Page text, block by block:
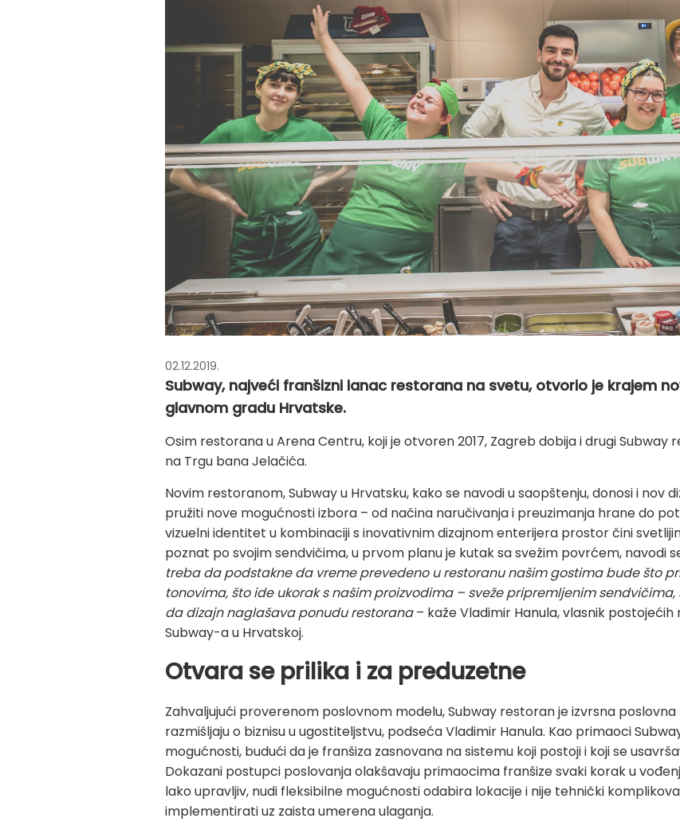
02.12.2019.
Subway, najveći franšizni lanac restorana na svetu, otvorio je krajem
glavnom gradu Hrvatske.
Osim restorana u Arena Centru, koji je otvoren 2017, Zagreb dobija i drugi
na Trgu bana Jelačića.
Novim restoranom, Subway u Hrvatsku, kako se navodi u saopštenju,donosi i nov
pružiti nove mogućnosti izbora – od načina naručivanja i preuzimanja hrane do
vizuelni identitet u kombinaciji s inovativnim dizajnom enterijera prostor čini
poznat po svojim sendvičima, u prvom planu je kutak sa svežim povrćem, navodi
treba da podstakne da vreme prevedeno u restoranu našim gostima bude što
tonovima, što ide ukorak s našim proizvodima – sveže pripremljenim
da dizajn naglašava ponudu restorana– kaže Vladimir Hanula,vlasnik
Subway-a u Hrvatskoj.
Otvara se prilika i za preduzetne
Zahvaljujući proverenom poslovnom modelu, Subway restoran je izvrsna
razmišljaju o biznisu u ugostiteljstvu, podseća Vladimir Hanula. Kao primaoci
mogućnosti, budući da je franšiza zasnovana na sistemu koji postoji i koji se
Dokazani postupci poslovanja olakšavaju primaocima franšize svaki korak u
lako upravljiv, nudi fleksibilne mogućnosti odabira lokacije i nije tehnički
implementirati uz zaista umerena ulaganja.